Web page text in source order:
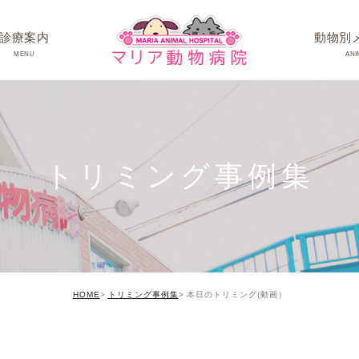
療案内
MENU
動物別
ネコちゃんの病気
うさぎちゃん･そ
トリミング事例集
HOME トリミング事例集 本日のトリミング(動画）